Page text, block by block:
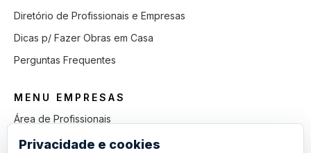
Diretório de Profissionais e Empresas
Dicas p/ Fazer Obras em Casa
Perguntas Frequentes
MENU EMPRESAS
Área de Profissionais
Como Funciona
Privacidade e cookies